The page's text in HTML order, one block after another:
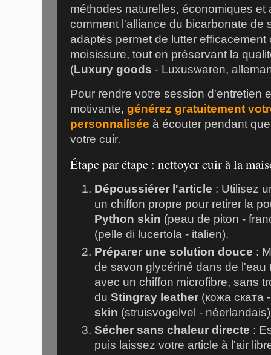
méthodes naturelles, économiques
comment l'alliance du bicarbonate de
adaptés permet de lutter
moisissure, tout en préservant la
(Luxury goods - Luxuswaren,
Pour rendre votre session d'entretien
motivante, générez gratuitement
personnalisée à écouter pendant
votre cuir.
Étape par étape : nettoyer cuir à la
Dépoussiérer l'article : Utilisez
un chiffon propre pour retirer la
Python skin (peau de piton -
(pelle di lucertola - italien).
Préparer une solution douce :
de savon glycériné dans de l'eau
avec un chiffon microfibre, sans
du Stingray leather (кожа ската
skin (struisvogelvel -
Sécher sans chaleur directe :
puis laissez votre article à l'air